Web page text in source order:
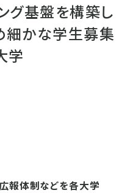
グ基盤を構築し
かな学生募集
学
報体制などを各大学